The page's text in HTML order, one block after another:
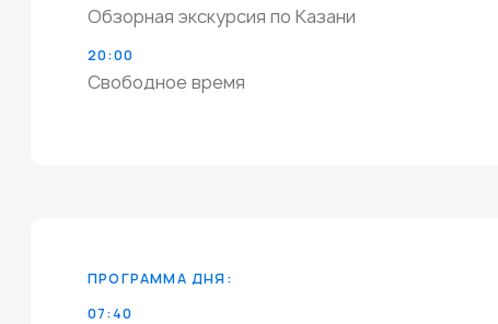
Обзорная экскурсия по Казани
20:00
Свободное время
ПРОГРАММА ДНЯ:
07:40